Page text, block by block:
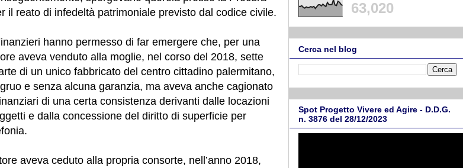
il reato di infedeltà patrimoniale previsto dal codice civile.
hanno permesso di far emergere che, per una
aveva venduto alla moglie, nel corso del 2018, sette
di un unico fabbricato del centro cittadino palermitano,
e senza alcuna garanzia, ma aveva anche cagionato
di una certa consistenza derivanti dalle locazioni
e dalla concessione del diritto di superficie per
aveva ceduto alla propria consorte, nell’anno 2018,
63,020
Cerca nel blog
Spot Progetto Vivere ed Agire - D.D.G.
n. 3876 del 28/12/2023